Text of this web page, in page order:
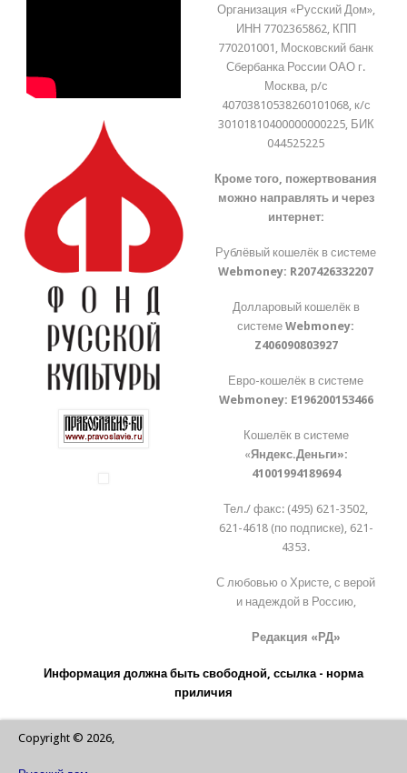
Организация «Русский Дом»,
ИНН 7702365862, КПП
770201001, Московский банк
Сбербанка России ОАО г.
Москва, р/с
40703810538260101068, к/с
30101810400000000225, БИК
044525225
Кроме того, пожертвования
можно направлять и через
интернет:
Рублёвый кошелёк в системе
Webmoney: R207426332207
Долларовый кошелёк в
системеWebmoney:
Z406090803927
Евро-кошелёк в системе
Webmoney: E196200153466
Кошелёк в системе
«Яндекс.Деньги»:
41001994189694
Тел./ факс: (495) 621-3502,
621-4618 (по подписке), 621-
4353.
С любовью о Христе, с верой
и надеждой в Россию,
Редакция «РД»
Информация должна быть свободной, ссылка - норма
приличия
Copyright © 2026,